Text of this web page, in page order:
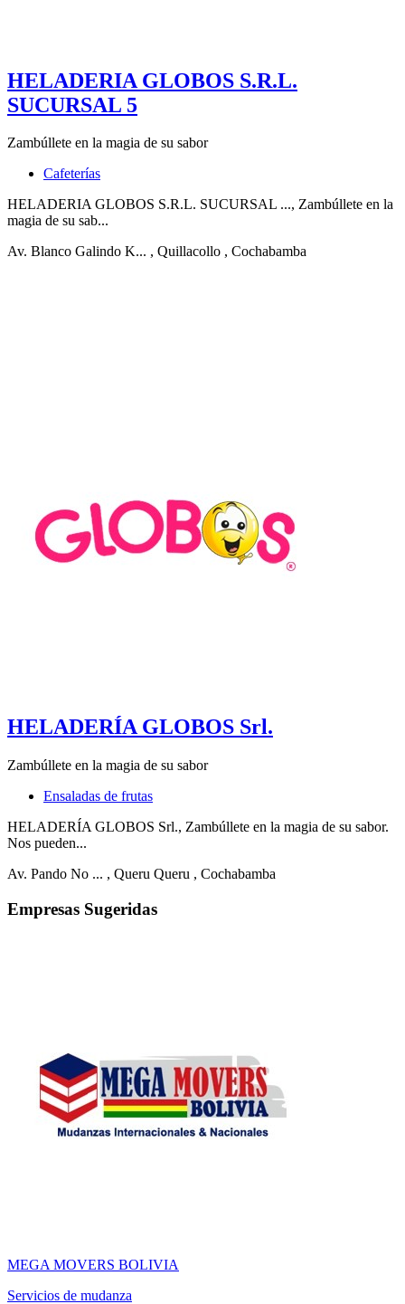
HELADERIA GLOBOS S.R.L.
SUCURSAL 5
Zambúllete en la magia de su sabor
Cafeterías
HELADERIA GLOBOS S.R.L. SUCURSAL ..., Zambúllete en la
magia de su sab...
Av. Blanco Galindo K... , Quillacollo , Cochabamba
HELADERÍA GLOBOS Srl.
Zambúllete en la magia de su sabor
Ensaladas de frutas
HELADERÍA GLOBOS Srl., Zambúllete en la magia de su sabor.
Nos pueden...
Av. Pando No ... , Queru Queru , Cochabamba
Empresas Sugeridas
MEGA MOVERS BOLIVIA
Servicios de mudanza